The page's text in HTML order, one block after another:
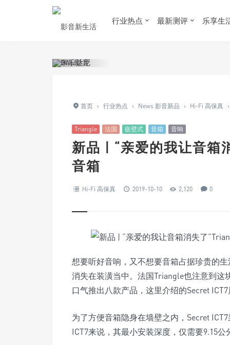
行业热点 最新测评 乐享生
首页 › 行业热点 › News 影音新品 › Hi-Fi 高保真 ›
Triangle 法国 嵌壁式 音箱 音响
新品 | “亲爱的我让音箱
音箱
Hi-Fi 高保真 2019-10-10 2,120 0
想要听好音响，又不想要音箱占据珍贵的
消失在装潢当中。法国Triangle也注意到这
口气推出八款产品，这里介绍的Secret
为了方便音箱隐身在墙壁之内，Secret
ICT7来说，其最小安装深度，仅需要9.15